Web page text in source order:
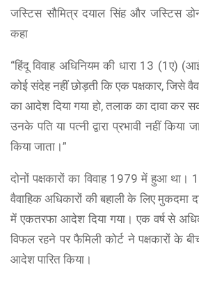
जस्टिस सौमित्र दयाल सिंह और जस्टिस
कहा
“हिंदू विवाह अधिनियम की धारा 13 (1ए)
कोई संदेह नहीं छोड़ती कि एक पक्षकार, जिसे
का आदेश दिया गया हो, तलाक का दावा कर
उनके पति या पत्नी द्वारा प्रभावी नहीं किया
किया जाता।”
दोनों पक्षकारों का विवाह 1979 में हुआ था।
वैवाहिक अधिकारों की बहाली के लिए मुकदमा
में एकतरफा आदेश दिया गया। एक वर्ष से
विफल रहने पर फैमिली कोर्ट ने पक्षकारों के
आदेश पारित किया।